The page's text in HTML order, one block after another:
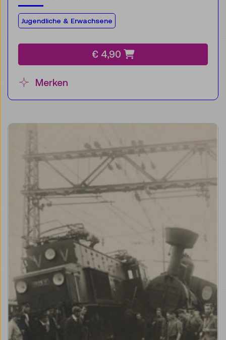
Für die Zielgruppe:
Jugendliche & Erwachsene
€ 4,90
Merken